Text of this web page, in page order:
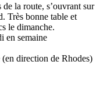
la route, s’ouvrant sur
Très bonne table et
le dimanche.
en semaine
direction de Rhodes)